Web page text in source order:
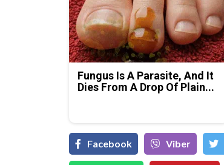
Fungus Is A Parasite, And It
Dies From A Drop Of Plain...
Facebook Viber